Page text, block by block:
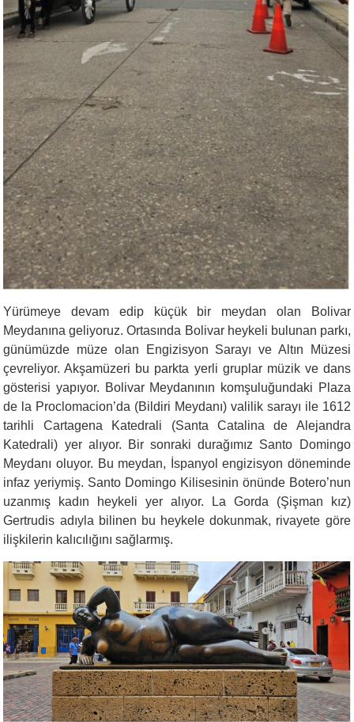
Yürümeye devam edip küçük bir meydan olan Bolivar
Meydanına geliyoruz. Ortasında Bolivar heykeli bulunan parkı,
günümüzde müze olan Engizisyon Sarayı ve Altın Müzesi
çevreliyor. Akşamüzeri bu parkta yerli gruplar müzik ve dans
gösterisi yapıyor. Bolivar Meydanının komşuluğundaki Plaza
de la Proclomacion’da (Bildiri Meydanı) valilik sarayı ile 1612
tarihli Cartagena Katedrali (Santa Catalina de Alejandra
Katedrali) yer alıyor. Bir sonraki durağımız Santo Domingo
Meydanı oluyor. Bu meydan, İspanyol engizisyon döneminde
infaz yeriymiş. Santo Domingo Kilisesinin önünde Botero’nun
uzanmış kadın heykeli yer alıyor. La Gorda (Şişman kız)
Gertrudis adıyla bilinen bu heykele dokunmak, rivayete göre
ilişkilerin kalıcılığını sağlarmış.